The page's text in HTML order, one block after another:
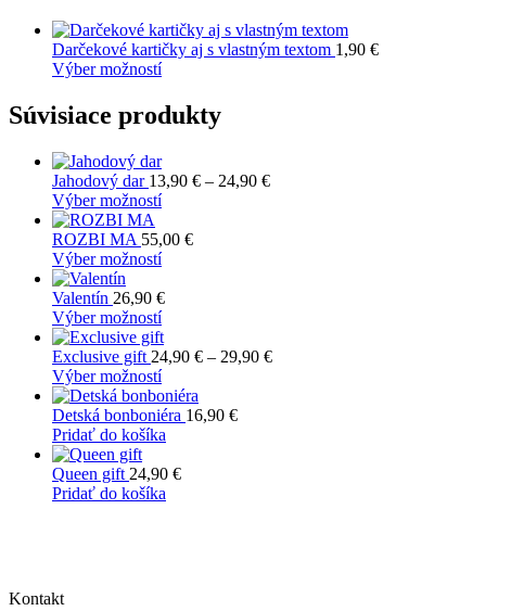
Darčekové kartičky aj s vlastným textom 1,90 €
Výber možnostíTento
má
viacero
Možnosti
si
môžete
na
stránke
Súvisiace produkty
Jahodový dar 13,90 € – 24,90 €Price
Výber možnostíTento
má
viacero
Možnosti
si
môžete
vybrať
na
stránke
produktu.
ROZBI MA 55,00 €
Výber možnostíTento
má
viacero
variantov.
Možnosti
si
môžete
vybrať
na
produktu.
Valentín 26,90 €
Výber možnostíTento
produkt
má
viacero
variantov.
Možnosti
si
vybrať
na
Exclusive gift 24,90 € – 29,90 €Price
Výber možnostíTento
produkt
má
viacero
Možnosti
si
Detská bonboniéra 16,90 €
Pridať do košíka
Queen gift 24,90 €
Pridať do košíka
Kontakt